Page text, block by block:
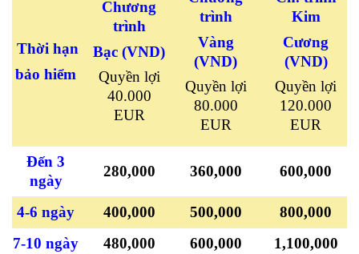
Thời hạn
bảo hiểm
Chương
trình
Bạc (VND)
Quyền lợi
40.000
EUR
trình
Vàng
(VND)
Quyền lợi
80.000
EUR
Kim
Cương
(VND)
Quyền lợi
120.000
EUR
Đến 3
ngày
280,000 360,000 600,000
4-6 ngày 400,000 500,000
800,000
7-10 ngày
480,000 600,000 1,100,000